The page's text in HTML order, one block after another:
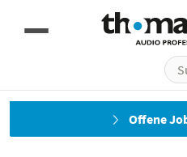
Offene